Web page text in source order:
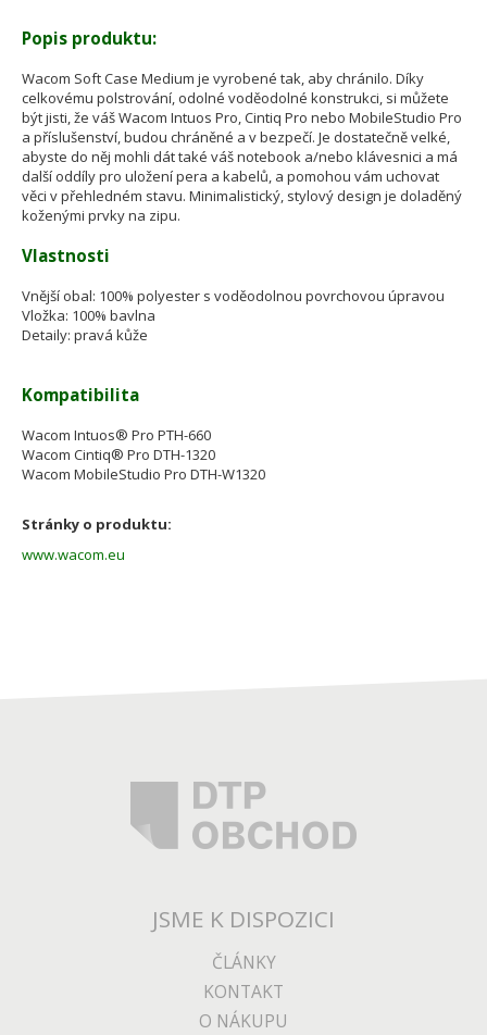
Popis produktu:
Wacom Soft Case Medium je vyrobené tak, aby chránilo. Díky
celkovému polstrování, odolné voděodolné konstrukci, si můžete
být jisti, že váš Wacom Intuos Pro, Cintiq Pro nebo MobileStudio Pro
a příslušenství, budou chráněné a v bezpečí. Je dostatečně velké,
abyste do něj mohli dát také váš notebook a/nebo klávesnici a má
další oddíly pro uložení pera a kabelů, a pomohou vám uchovat
věci v přehledném stavu. Minimalistický, stylový design je doladěný
koženými prvky na zipu.
Vlastnosti
Vnější obal: 100% polyester s voděodolnou povrchovou úpravou
Vložka: 100% bavlna
Detaily: pravá kůže
Kompatibilita
Wacom Intuos® Pro PTH-660
Wacom Cintiq® Pro DTH-1320
Wacom MobileStudio Pro DTH-W1320
Stránky o produktu:
www.wacom.eu
JSME K DISPOZICI
ČLÁNKY
KONTAKT
O NÁKUPU